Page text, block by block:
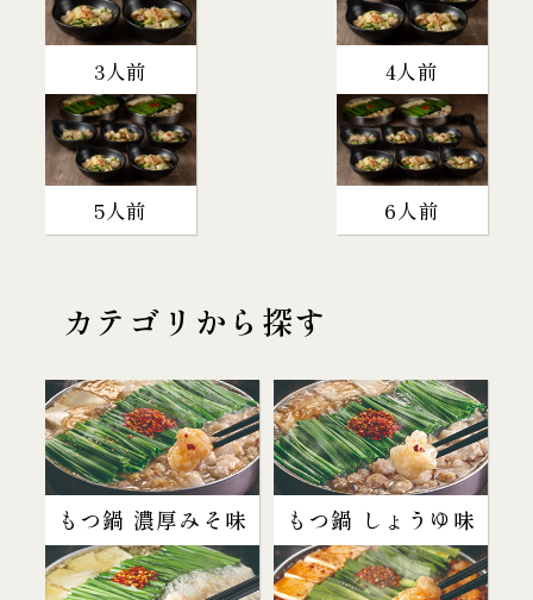
3人前 4人前
5人前 6人前
カテゴリから探す
もつ鍋 濃厚みそ味 もつ鍋 しょうゆ味